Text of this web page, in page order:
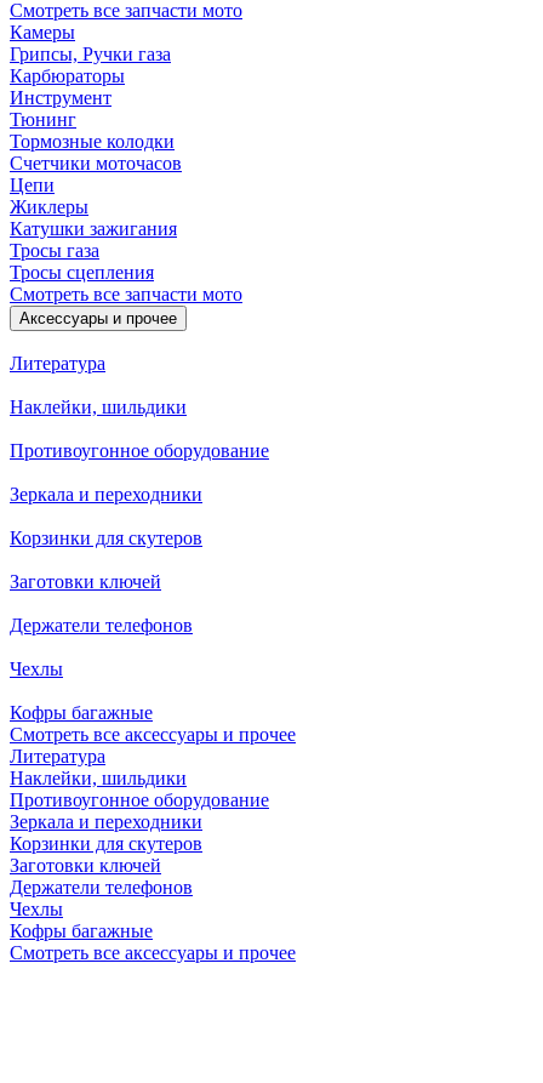
Смотреть все запчасти мото
Камеры
Грипсы, Ручки газа
Карбюраторы
Инструмент
Тюнинг
Тормозные колодки
Счетчики моточасов
Цепи
Жиклеры
Катушки зажигания
Тросы газа
Тросы сцепления
Смотреть все запчасти мото
Аксессуары и прочее
Литература
Наклейки, шильдики
Противоугонное оборудование
Зеркала и переходники
Корзинки для скутеров
Заготовки ключей
Держатели телефонов
Чехлы
Кофры багажные
Смотреть все аксессуары и прочее
Литература
Наклейки, шильдики
Противоугонное оборудование
Зеркала и переходники
Корзинки для скутеров
Заготовки ключей
Держатели телефонов
Чехлы
Кофры багажные
Смотреть все аксессуары и прочее